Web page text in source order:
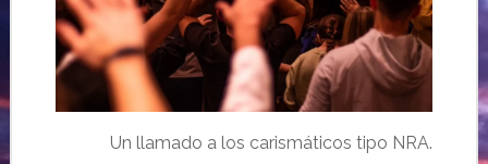
Un llamado a los carismáticos tipo NRA.